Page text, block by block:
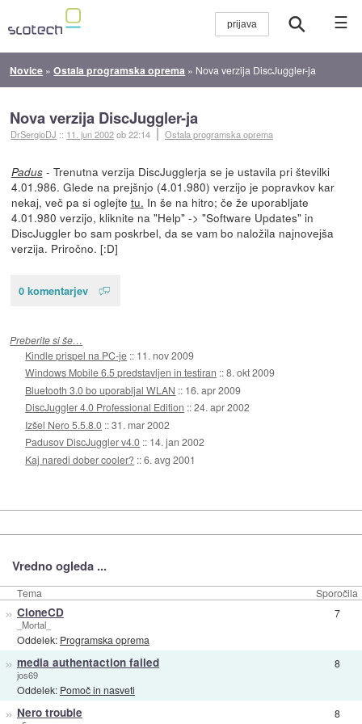
☰
Novice »Ostala programska oprema » Nova verzija DiscJuggler-ja
Nova verzija DiscJuggler-ja
DrSergioDJ :: 11. jun 2002ob 22:14 Ostala programska oprema
Padus- Trenutna verzija DiscJugglerja se je ustavila pri številki
4.01.986. Glede na prejšnjo (4.01.980) verzijo je popravkov kar
nekaj, več pa si oglejte tu. In še na hitro; če že uporabljate
4.01.980 verzijo, kliknite na "Help" -> "Software Updates" in
DiscJuggler bo sam poskrbel, da se vam bo naložila najnovejša
verzija. Priročno. [:D]
0 komentarjev
Preberite si še…
Kindle prispel na PC-je :: 11. nov 2009
Windows Mobile 6.5 predstavljen in testiran ::8. okt 2009
Bluetooth 3.0 bo uporabljal WLAN :: 16. apr 2009
DiscJuggler 4.0 Professional Edition ::24. apr 2002
Izšel Nero 5.5.8.0 ::31. mar 2002
Padusov DiscJuggler v4.0 :: 14. jan 2002
Kaj naredi dober cooler? ::6. avg 2001
Vredno ogleda ...
Tema Sporočila
» CloneCD
_Mortal_
Oddelek: Programska oprema
7
» media authentaction failed
jos69
Oddelek: Pomoč in nasveti
8
» Nero trouble 8